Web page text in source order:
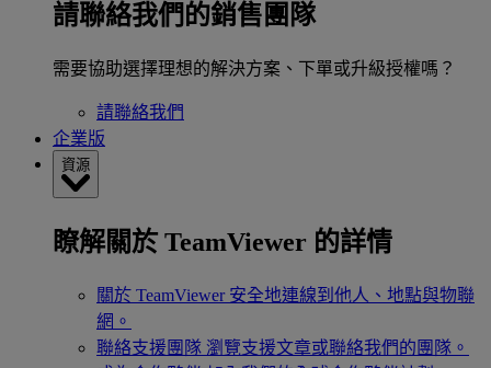
請聯絡我們的銷售團隊
需要協助選擇理想的解決方案、下單或升級授權嗎？
請聯絡我們
企業版
資源
瞭解關於 TeamViewer 的詳情
關於 TeamViewer 安全地連線到他人、地點與物聯
網。
聯絡支援團隊 瀏覽支援文章或聯絡我們的團隊。